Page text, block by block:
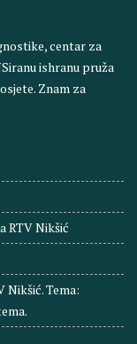
centar za
ishranu pruža
Znam za
RTV Nikšić
Nikšić. Tema: